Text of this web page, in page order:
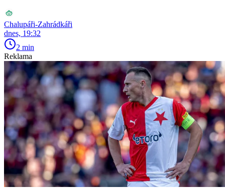
Chalupáři-Zahrádkáři
dnes, 19:32
2 min
Reklama